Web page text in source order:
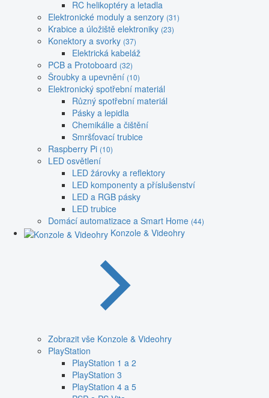
RC helikoptéry a letadla
Elektronické moduly a senzory (31)
Krabice a úložiště elektroniky (23)
Konektory a svorky (37)
Elektrická kabeláž
PCB a Protoboard (32)
Šroubky a upevnění (10)
Elektronický spotřební materiál
Různý spotřební materiál
Pásky a lepidla
Chemikálie a čištění
Smršťovací trubice
Raspberry Pi (10)
LED osvětlení
LED žárovky a reflektory
LED komponenty a příslušenství
LED a RGB pásky
LED trubice
Domácí automatizace a Smart Home (44)
Konzole & Videohry
Zobrazit vše Konzole & Videohry
PlayStation
PlayStation 1 a 2
PlayStation 3
PlayStation 4 a 5